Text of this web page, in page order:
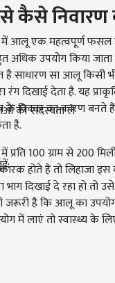
की सदस्यता लें
निवारण
आलू एक महत्वपूर्ण फसल है
अधिक उपयोग किया
है साधारण सा आलू
रंग दिखाई देता है. यह
के विकार का कारण बनते
है.
प्रति 100 ग्राम से 200
होते हैं तो
भाग दिखाई दे रहा हो
जरूरी है कि आलू का
में लाएं तो स्वास्थ्य के